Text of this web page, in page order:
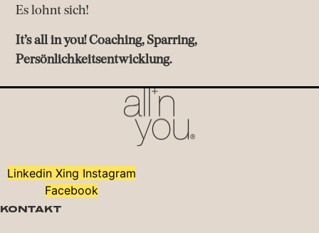
Es lohnt sich!
It’s all in you! Coaching, Sparring,
Persönlichkeitsentwicklung.
Linkedin Xing Instagram
Facebook
Kontakt